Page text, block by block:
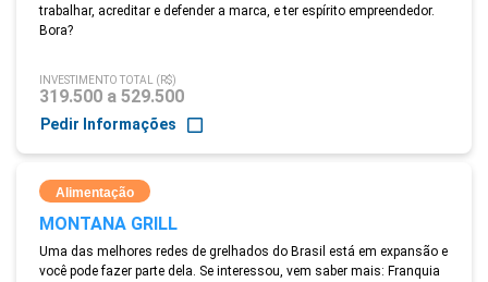
trabalhar, acreditar e defender a marca, e ter espírito empreendedor.
Bora?
INVESTIMENTO TOTAL (R$)
319.500 a 529.500
Pedir Informações
Alimentação
MONTANA GRILL
Uma das melhores redes de grelhados do Brasil está em expansão e
você pode fazer parte dela. Se interessou, vem saber mais: Franquia